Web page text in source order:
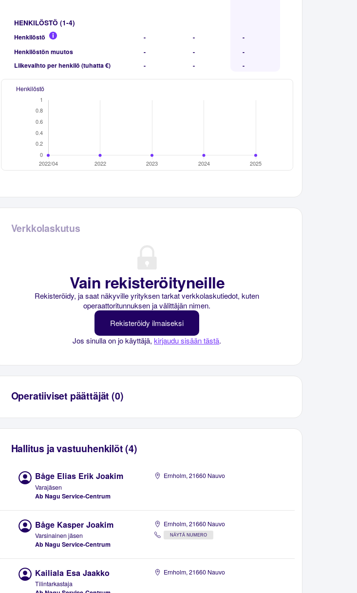
HENKILÖSTÖ (1-4)
Henkilöstö - -
-
Henkilöstön muutos
- -
-
Liikevaihto per henkilö (tuhatta €)
- - -
Henkilöstö
Verkkolaskutus
Vain rekisteröityneille
Rekisteröidy, ja saat näkyville yrityksen tarkat verkkolaskutiedot, kuten
operaattoritunnuksen ja välittäjän nimen.
Rekisteröidy ilmaiseksi
Jos sinulla on jo käyttäjä,kirjaudu sisään tästä.
Operatiiviset päättäjät (0)
Hallitus ja vastuuhenkilöt (4)
Båge Elias Erik Joakim
Varajäsen
Ab Nagu Service-Centrum
Ernholm, 21660 Nauvo
Båge Kasper Joakim
Varsinainen jäsen
Ab Nagu Service-Centrum
Ernholm, 21660 Nauvo
NÄYTÄ NUMERO
Kailiala Esa Jaakko
Tilintarkastaja
Ernholm, 21660 Nauvo